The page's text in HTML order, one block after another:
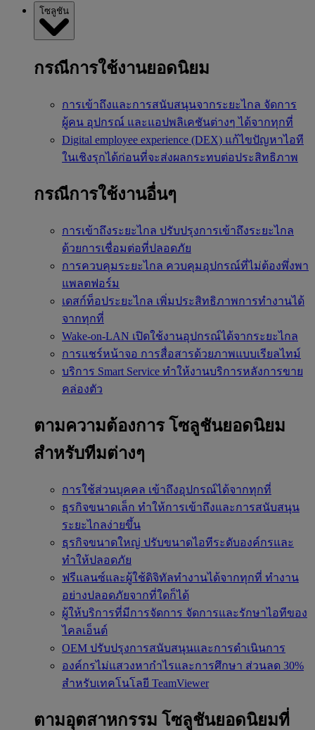
โซลูชัน
กรณีการใช้งานยอดนิยม
การเข้าถึงและการสนับสนุนจากระยะไกล จัดการ
ผู้คน อุปกรณ์ และแอปพลิเคชันต่างๆ ได้จากทุกที่
Digital employee experience (DEX) แก้ไขปัญหาไอที
ในเชิงรุกได้ก่อนที่จะส่งผลกระทบต่อประสิทธิภาพ
กรณีการใช้งานอื่นๆ
การเข้าถึงระยะไกล ปรับปรุงการเข้าถึงระยะไกล
ด้วยการเชื่อมต่อที่ปลอดภัย
การควบคุมระยะไกล ควบคุมอุปกรณ์ที่ไม่ต้องพึ่งพา
แพลตฟอร์ม
เดสก์ท็อประยะไกล เพิ่มประสิทธิภาพการทำงานได้
จากทุกที่
Wake-on-LAN เปิดใช้งานอุปกรณ์ได้จากระยะไกล
การแชร์หน้าจอ การสื่อสารด้วยภาพแบบเรียลไทม์
บริการ Smart Service ทำให้งานบริการหลังการขาย
คล่องตัว
ตามความต้องการ โซลูชันยอดนิยม
สำหรับทีมต่างๆ
การใช้ส่วนบุคคล เข้าถึงอุปกรณ์ได้จากทุกที่
ธุรกิจขนาดเล็ก ทำให้การเข้าถึงและการสนับสนุน
ระยะไกลง่ายขึ้น
ธุรกิจขนาดใหญ่ ปรับขนาดไอทีระดับองค์กรและ
ทำให้ปลอดภัย
ฟรีแลนซ์และผู้ใช้ดิจิทัลทำงานได้จากทุกที่ ทำงาน
อย่างปลอดภัยจากที่ใดก็ได้
ผู้ให้บริการที่มีการจัดการ จัดการและรักษาไอทีของ
ไคลเอ็นต์
OEM ปรับปรุงการสนับสนุนและการดำเนินการ
องค์กรไม่แสวงหากำไรและการศึกษา ส่วนลด 30%
สำหรับเทคโนโลยี TeamViewer
ตามอุตสาหกรรม โซลูชันยอดนิยมที่